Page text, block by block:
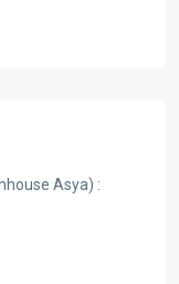
Asya) :